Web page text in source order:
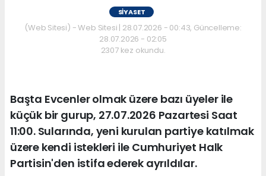
SIYASET
(Web Sitesi) - Web Sitesi | 28.07.2026 - 00:43, Güncelleme:
28.07.2026 - 02:05
2307 kez okundu.
Başta Evcenler olmak üzere bazı üyeler ile
küçük bir gurup, 27.07.2026 Pazartesi Saat
11:00. Sularında, yeni kurulan partiye katılmak
üzere kendi istekleri ile Cumhuriyet Halk
Partisin'den istifa ederek ayrıldılar.